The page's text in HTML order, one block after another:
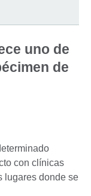
uno de
de
con clínicas
lugares donde se